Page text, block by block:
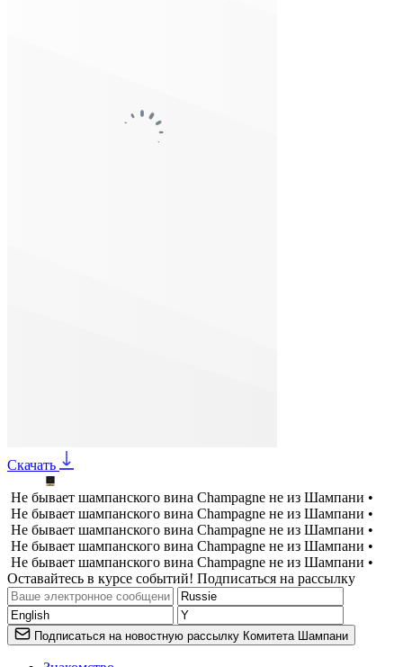
Скачать
Не бывает шампанского вина Champagne не из Шампани •
Не бывает шампанского вина Champagne не из Шампани •
Не бывает шампанского вина Champagne не из Шампани •
Не бывает шампанского вина Champagne не из Шампани •
Не бывает шампанского вина Champagne не из Шампани •
Оставайтесь в курсе событий! Подписаться на рассылку
Подписаться на новостную рассылку Комитета Шампани